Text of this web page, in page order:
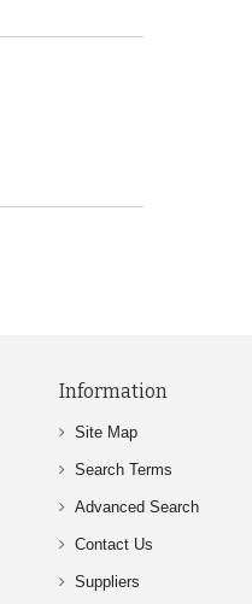
Information
Site Map
Search Terms
Advanced Search
Contact Us
Suppliers